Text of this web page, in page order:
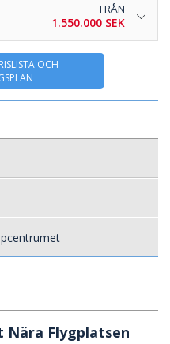
FRÅN
1.550.000 SEK
OCH
Flygplatsen